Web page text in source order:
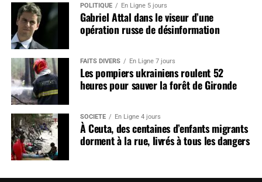
POLITIQUE En Ligne 5 jours
Gabriel Attal dans le viseur d’une
opération russe de désinformation
FAITS DIVERS En Ligne 7 jours
Les pompiers ukrainiens roulent 52
heures pour sauver la forêt de Gironde
SOCIÉTÉ En Ligne 4 jours
À Ceuta, des centaines d’enfants migrants
dorment à la rue, livrés à tous les dangers